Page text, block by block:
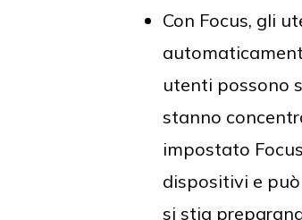
Con Focus, gli
utenti possono
stanno
impostato
dispositivi e
si stia